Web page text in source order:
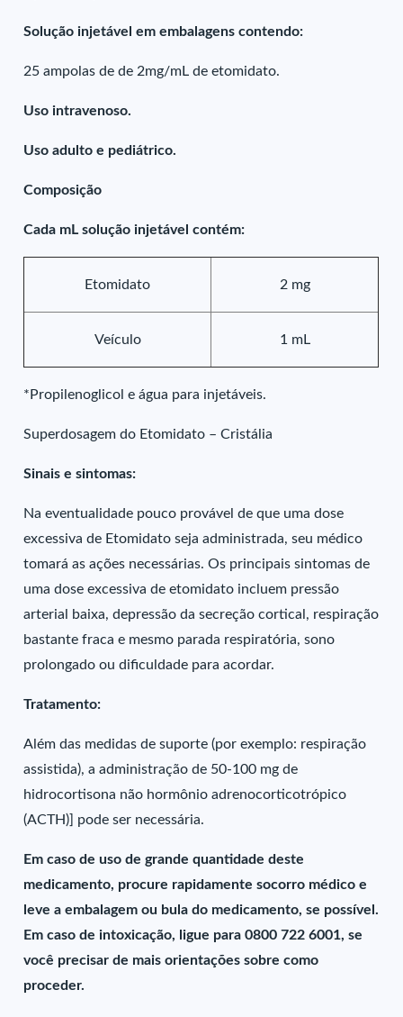
Solução injetável em embalagens contendo:
25 ampolas de de 2mg/mL de etomidato.
Uso intravenoso.
Uso adulto e pediátrico.
Composição
Cada mL solução injetável contém:
Etomidato 2 mg
Veículo 1 mL
*Propilenoglicol e água para injetáveis.
Superdosagem do Etomidato – Cristália
Sinais e sintomas:
Na eventualidade pouco provável de que uma dose
excessiva de Etomidato seja administrada, seu médico
tomará as ações necessárias. Os principais sintomas de
uma dose excessiva de etomidato incluem pressão
arterial baixa, depressão da secreção cortical, respiração
bastante fraca e mesmo parada respiratória, sono
prolongado ou dificuldade para acordar.
Tratamento:
Além das medidas de suporte (por exemplo: respiração
assistida), a administração de 50-100 mg de
hidrocortisona não hormônio adrenocorticotrópico
(ACTH)] pode ser necessária.
Em caso de uso de grande quantidade deste
medicamento, procure rapidamente socorro médico e
leve a embalagem ou bula do medicamento, se possível.
Em caso de intoxicação, ligue para 0800 722 6001, se
você precisar de mais orientações sobre como
proceder.